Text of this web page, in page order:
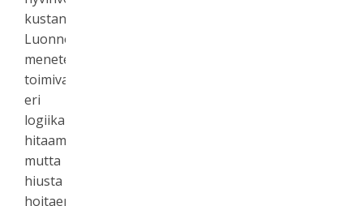
kustannuksella.
Luonnolliset
menetelmät
toimivat
eri
logiikalla:
hitaammin,
mutta
hiusta
hoitaen.